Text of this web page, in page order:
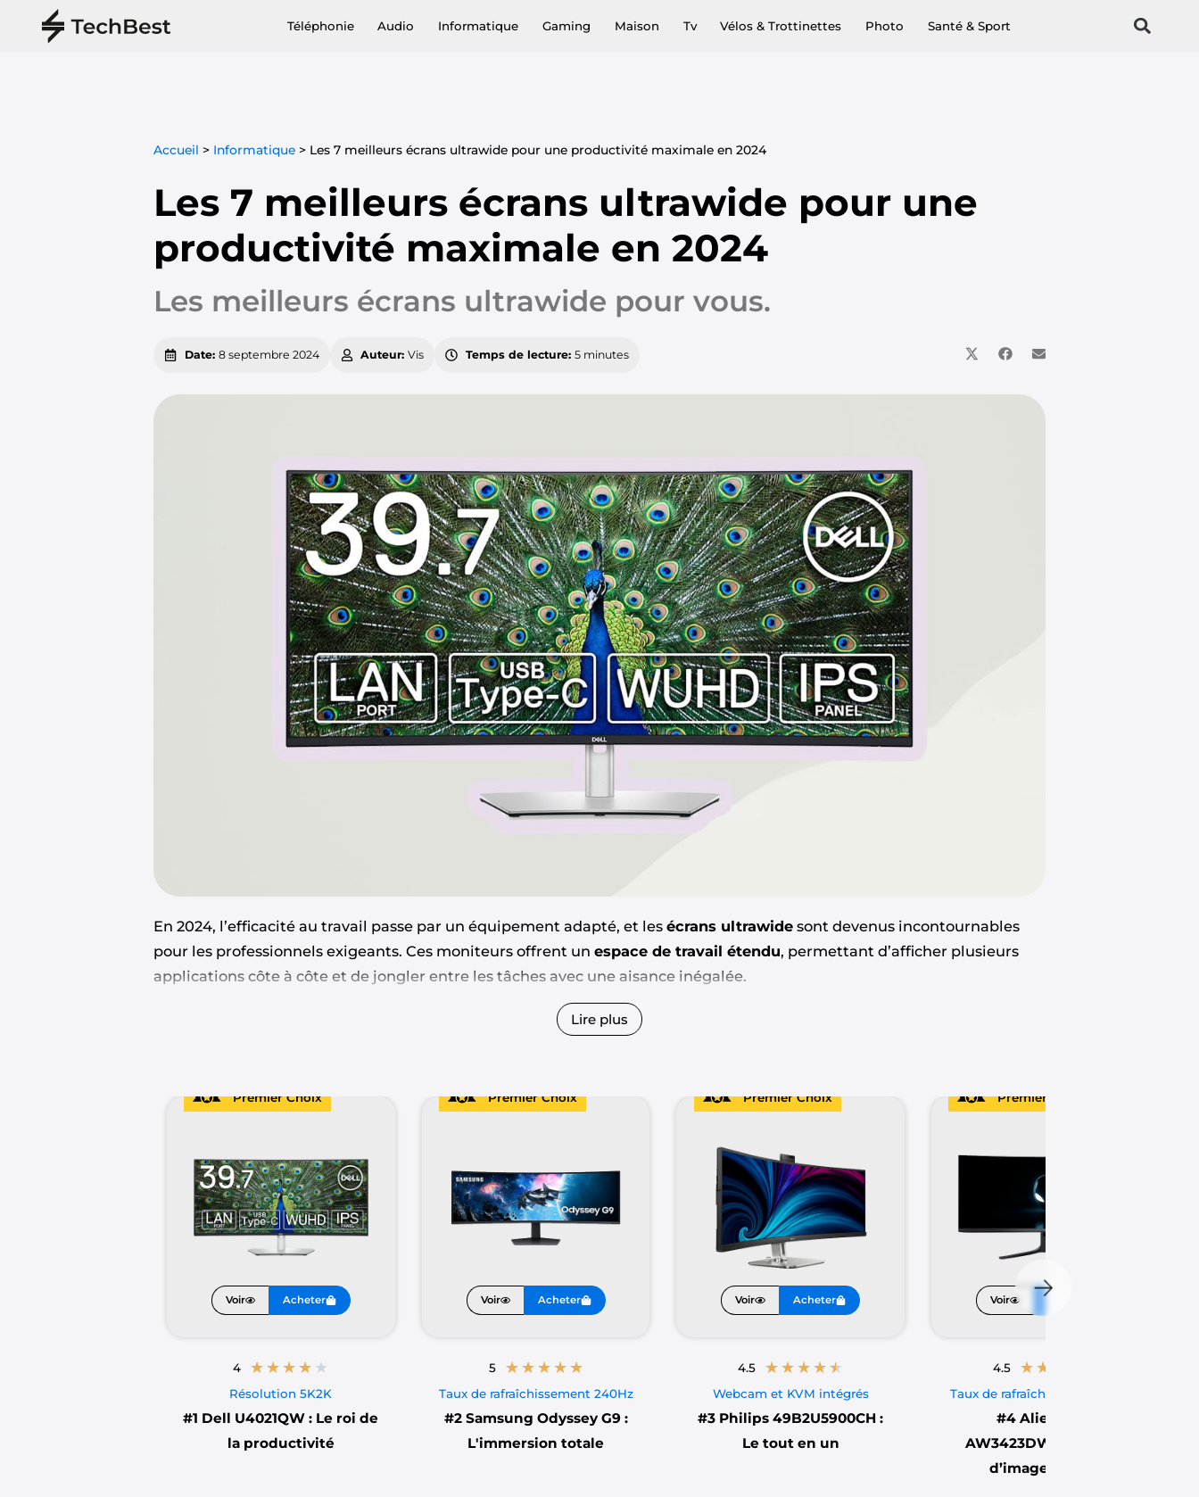
Téléphonie Audio Informatique Gaming Maison Tv Vélos & Trottinettes Photo Santé & Sport
Accueil > Informatique > Les 7 meilleurs écrans ultrawide pour une productivité maximale en 2024
Les 7 meilleurs écrans ultrawide pour une
productivité maximale en 2024
Les meilleurs écrans ultrawide pour vous.
Date: 8 septembre 2024 Auteur: Vis Temps de lecture: 5 minutes
En 2024, l’efficacité au travail passe par un équipement adapté, et les écrans ultrawide sont devenus incontournables
pour les professionnels exigeants. Ces moniteurs offrent un espace de travail étendu, permettant d’afficher plusieurs
applications côte à côte et de jongler entre les tâches avec une aisance inégalée.
Mais comment choisir le modèle idéal parmi la pléthore d’options disponibles ? Notre sélection des
pour une productivité maximale vous guidera à travers les caractéristiques essentielles, les avantages uniques
Préparez-vous àrévolutionner votre espace de travail!
Lire plus
Premier Choix
Voir Acheter
4 ★ ★ ★ ★ ★
Résolution 5K2K
#1 Dell U4021QW : Le roi de
la productivité
Premier Choix
Voir Acheter
5 ★ ★ ★ ★ ★
Taux de rafraîchissement 240Hz
#2 Samsung Odyssey G9 :
L'immersion totale
Premier Choix
Voir Acheter
4.5 ★ ★ ★ ★ ★
Webcam et KVM intégrés
#3 Philips 49B2U5900CH :
Le tout en un
Premier Choix
Voir
4.5 ★ ★
Taux de rafraîchissement 165Hz
#4Alienware
AW3423DWF : Qualité
d’image ultime